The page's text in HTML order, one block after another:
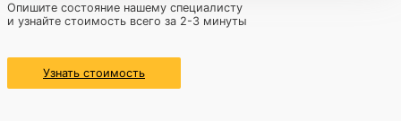
Опишите состояние нашему специалисту
и узнайте стоимость всего за 2-3 минуты
Узнать стоимость